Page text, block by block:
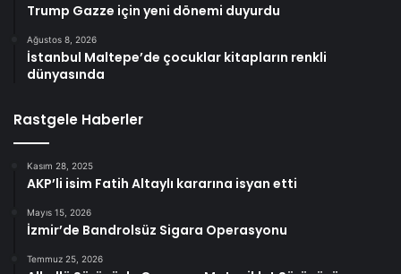
Trump Gazze için yeni dönemi duyurdu
Ağustos 8, 2026
İstanbul Maltepe’de çocuklar kitapların renkli
dünyasında
Rastgele Haberler
Kasım 28, 2025
AKP’li isim Fatih Altaylı kararına isyan etti
Mayıs 15, 2026
İzmir’de Bandrolsüz Sigara Operasyonu
Temmuz 25, 2026